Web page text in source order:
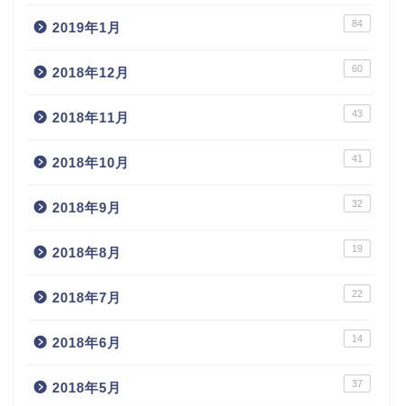
2019年1月 84
2018年12月 60
2018年11月 43
2018年10月 41
2018年9月 32
2018年8月 19
2018年7月 22
2018年6月 14
2018年5月 37